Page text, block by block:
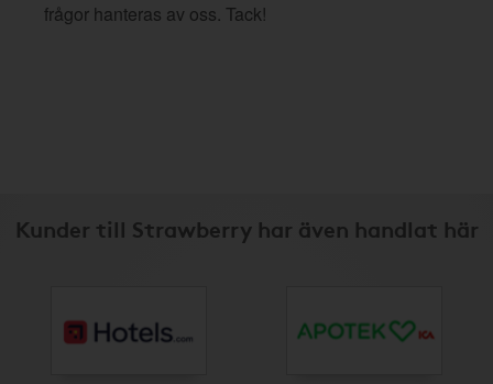
frågor hanteras av oss. Tack!
Kunder till Strawberry har även handlat här